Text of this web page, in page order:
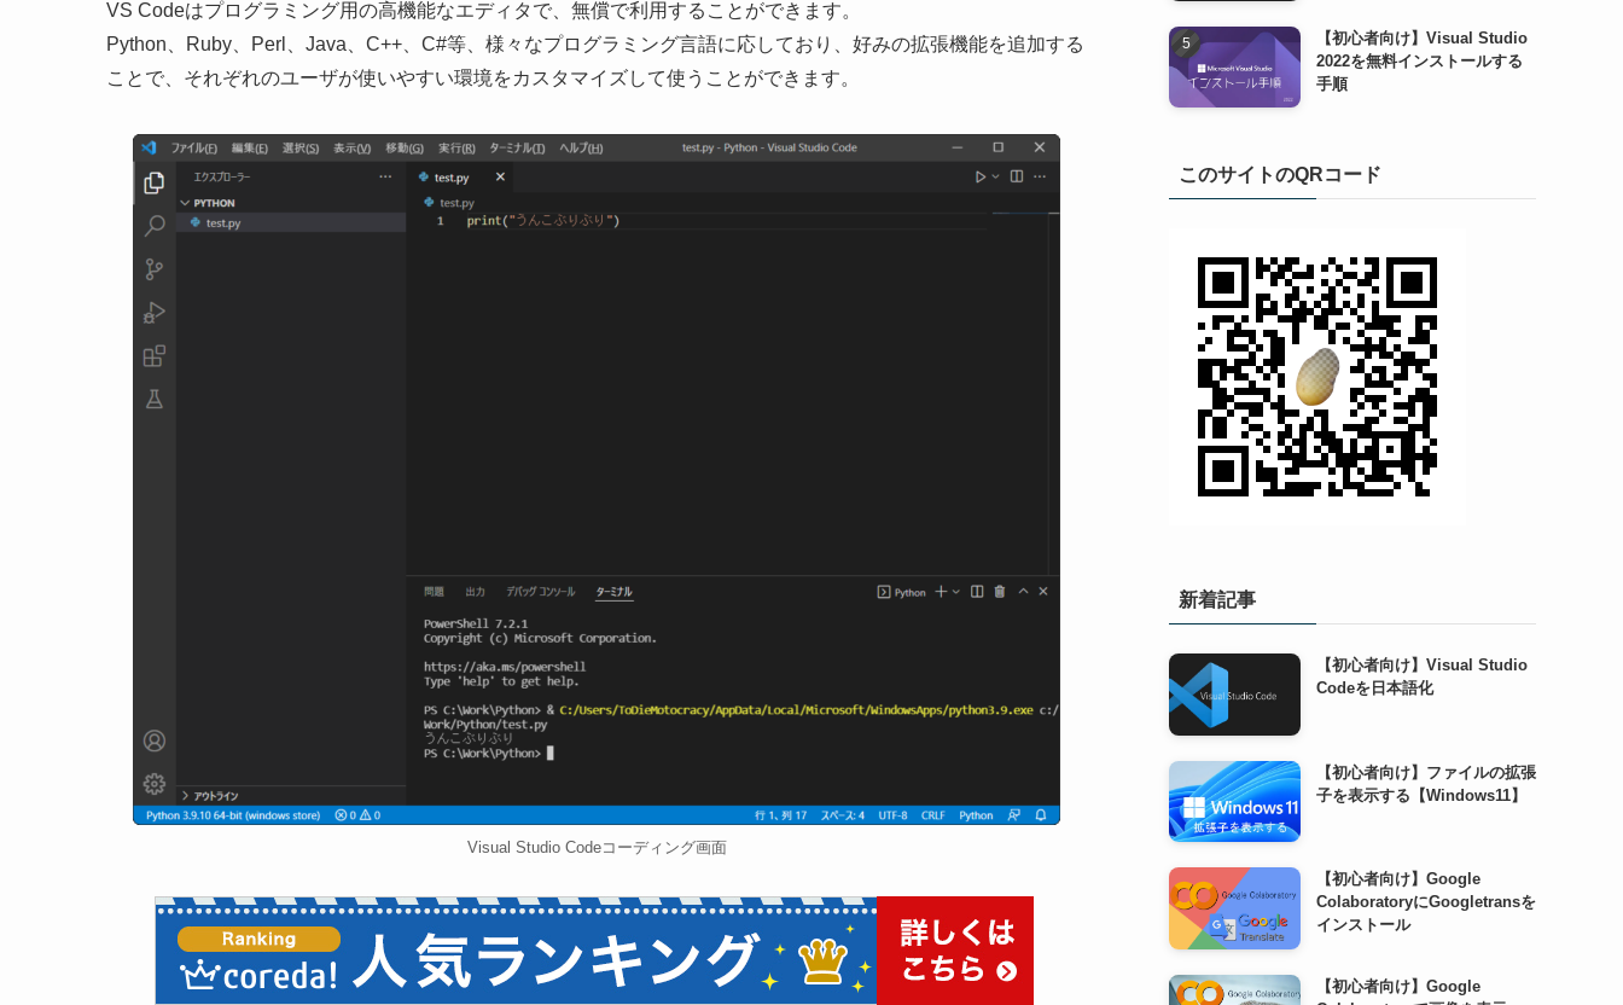
VS Codeはプログラミング用の高機能なエディタで、無償で利用することができます。
Python、Ruby、Perl、Java、C++、C#等、様々なプログラミング言語に応しており、好みの拡張機能を追加する
ことで、それぞれのユーザが使いやすい環境をカスタマイズして使うことができます。
Visual Studio Codeコーディング画面
【初心者向け】Visual Studio
2022を無料インストールする
手順
このサイトのQRコード
新着記事
【初心者向け】Visual Studio
Codeを日本語化
【初心者向け】ファイルの拡張
子を表示する【Windows11】
【初心者向け】Google
ColaboratoryにGoogletransを
インストール
【初心者向け】Google